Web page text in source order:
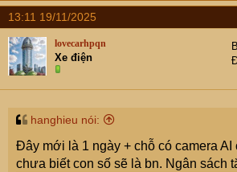
a
c
t
i
o
n
s
13:11 19/11/2025
lovecarhpqn
Xe điện
hanghieu nói:
Đây mới là 1 ngày + chỗ có camera AI
chưa biết con số sẽ là bn. Ngân sách